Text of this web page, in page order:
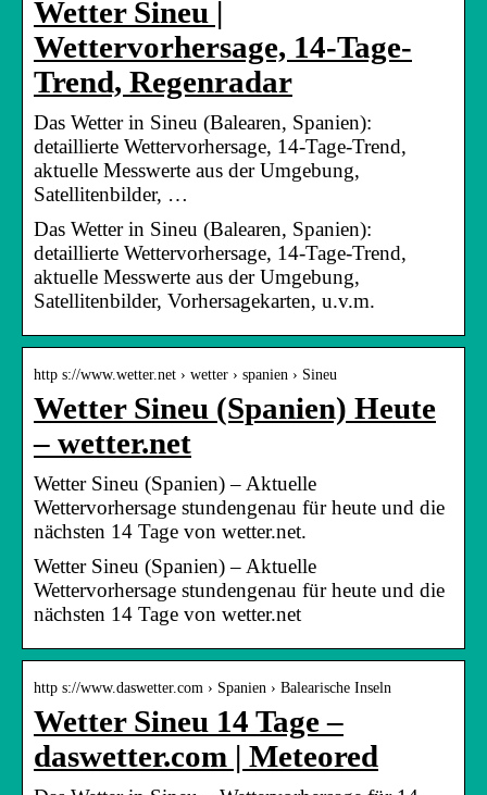
Wetter Sineu |
Wettervorhersage, 14-Tage-
Trend, Regenradar
Das Wetter in Sineu (Balearen, Spanien):
detaillierte Wettervorhersage, 14-Tage-Trend,
aktuelle Messwerte aus der Umgebung,
Satellitenbilder, …
Das Wetter in Sineu (Balearen, Spanien):
detaillierte Wettervorhersage, 14-Tage-Trend,
aktuelle Messwerte aus der Umgebung,
Satellitenbilder, Vorhersagekarten, u.v.m.
http s://www.wetter.net › wetter › spanien › Sineu
Wetter Sineu (Spanien) Heute
– wetter.net
Wetter Sineu (Spanien) – Aktuelle
Wettervorhersage stundengenau für heute und die
nächsten 14 Tage von wetter.net.
Wetter Sineu (Spanien) – Aktuelle
Wettervorhersage stundengenau für heute und die
nächsten 14 Tage von wetter.net
http s://www.daswetter.com › Spanien › Balearische Inseln
Wetter Sineu 14 Tage –
daswetter.com | Meteored